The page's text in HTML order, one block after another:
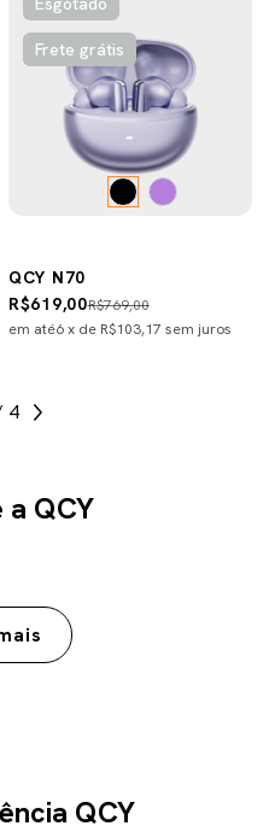
Frete grátis
QCY N70
R$769,00
R$619,00
em até6x de R$103,17 sem juros
4
a QCY
QCY